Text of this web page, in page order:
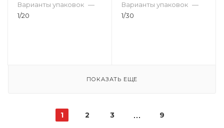
Варианты упаковок —
1/20
Варианты упаковок —
1/30
ПОКАЗАТЬ ЕЩЕ
1 2 3 9